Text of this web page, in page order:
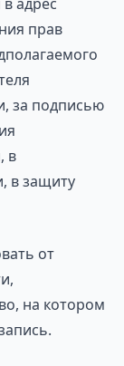
прав
за подписью
в
в защиту
от
на котором